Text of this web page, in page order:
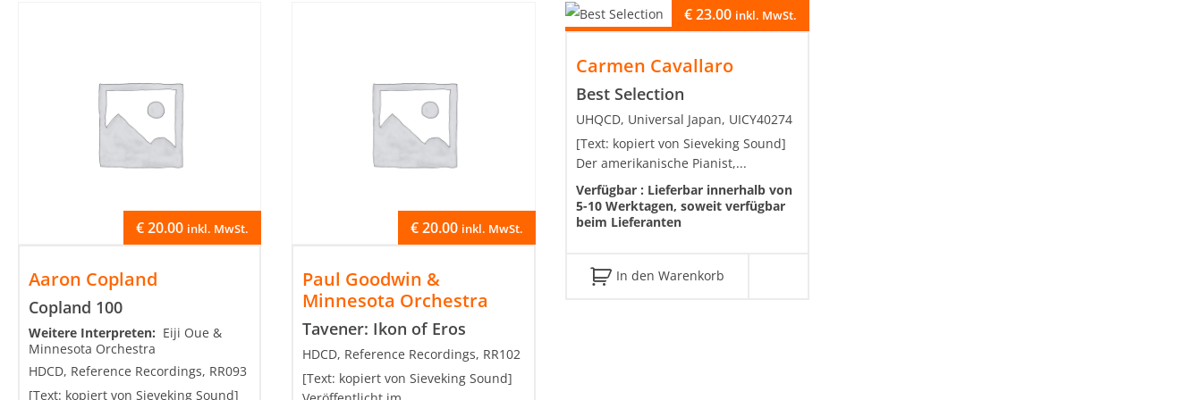
Aaron Copland
Copland 100
€20.00 inkl. MwSt.
Weitere Interpreten: Eiji Oue &
Minnesota Orchestra
HDCD, Reference Recordings, RR093
[Text: kopiert von Sieveking Sound]
Paul Goodwin &
Minnesota Orchestra
Tavener: Ikon of Eros
€20.00 inkl. MwSt.
HDCD, Reference Recordings, RR102
[Text: kopiert von Sieveking Sound]
Carmen Cavallaro
Best Selection
€23.00 inkl. MwSt.
UHQCD, Universal Japan, UICY40274
[Text: kopiert von Sieveking Sound]
Der amerikanische Pianist,...
Verfügbar : Lieferbar innerhalb von
5-10 Werktagen, soweit verfügbar
beim Lieferanten
In den Warenkorb